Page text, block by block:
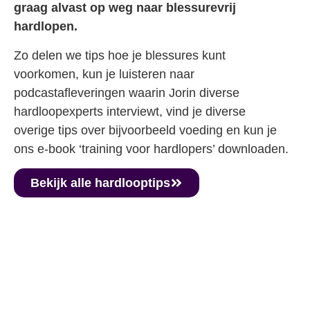
graag alvast op weg naar blessurevrij
hardlopen.
Zo delen we tips hoe je blessures kunt
voorkomen, kun je luisteren naar
podcastafleveringen waarin Jorin diverse
hardloopexperts interviewt, vind je diverse
overige tips over bijvoorbeeld voeding en kun je
ons e-book ‘training voor hardlopers’ downloaden.
Bekijk alle hardlooptips